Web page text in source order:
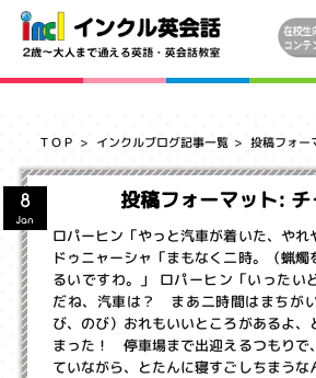
ＴＯＰ インクルブログ記事一覧 投稿フォー
投稿フォーマット: チ
8
Jan
ロパーヒン「やっと汽車が着いた、やれ
ドゥニャーシャ「まもなく二時。（蝋燭
るいですわ。」 ロパーヒン「いったい
だね、汽車は？ まあ二時間はまちが
び、のび）おれもいいところがあるよ、
まった！ 停車場まで出迎えるつもりで
ていながら、とたんに寝すごしちまう